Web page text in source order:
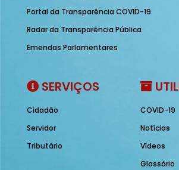
Portal da Transparência COVID-19
Radar da Transparência Pública
Emendas Parlamentares
SERVIÇOS
Cidadão
Servidor
Tributário
COVID-19
Notícias
Vídeos
Glossário